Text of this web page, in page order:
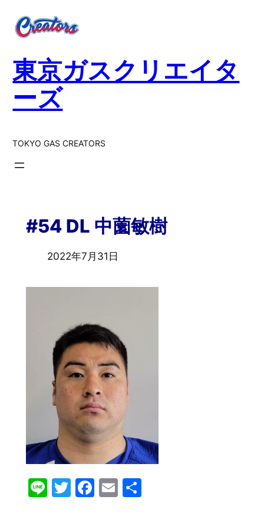
東京ガスクリエイタ
ーズ
TOKYO GAS CREATORS
#54 DL 中薗敏樹
2022年7月31日
LineTwitter
Facebook
Email
共